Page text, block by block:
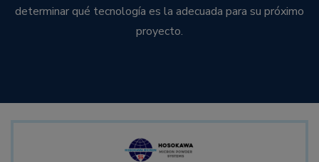
determinar qué tecnología es la adecuada para su próximo
proyecto.